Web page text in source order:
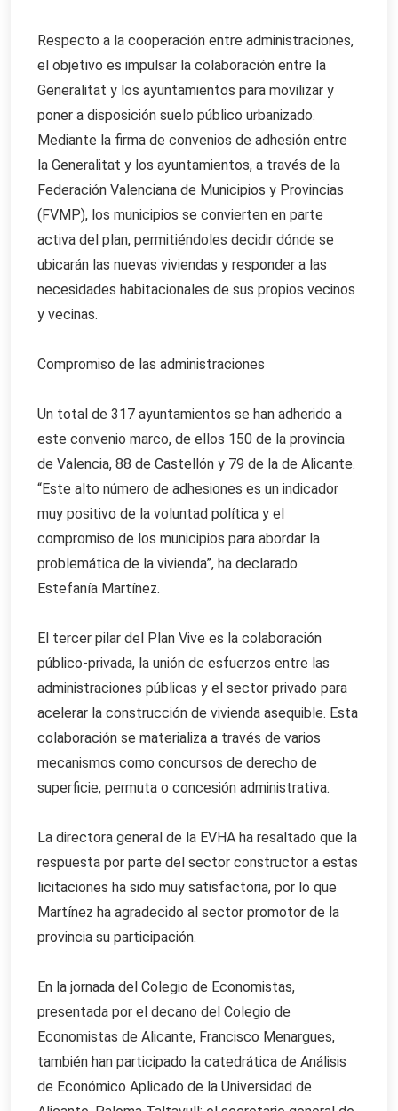
Respecto a la cooperación entre administraciones,
el objetivo es impulsar la colaboración entre la
Generalitat y los ayuntamientos para movilizar y
poner a disposición suelo público urbanizado.
Mediante la firma de convenios de adhesión entre
la Generalitat y los ayuntamientos, a través de la
Federación Valenciana de Municipios y Provincias
(FVMP), los municipios se convierten en parte
activa del plan, permitiéndoles decidir dónde se
ubicarán las nuevas viviendas y responder a las
necesidades habitacionales de sus propios vecinos
y vecinas.
Compromiso de las administraciones
Un total de 317 ayuntamientos se han adherido a
este convenio marco, de ellos 150 de la provincia
de Valencia, 88 de Castellón y 79 de la de Alicante.
“Este alto número de adhesiones es un indicador
muy positivo de la voluntad política y el
compromiso de los municipios para abordar la
problemática de la vivienda”, ha declarado
Estefanía Martínez.
El tercer pilar del Plan Vive es la colaboración
público-privada, la unión de esfuerzos entre las
administraciones públicas y el sector privado para
acelerar la construcción de vivienda asequible. Esta
colaboración se materializa a través de varios
mecanismos como concursos de derecho de
superficie, permuta o concesión administrativa.
La directora general de la EVHA ha resaltado que la
respuesta por parte del sector constructor a estas
licitaciones ha sido muy satisfactoria, por lo que
Martínez ha agradecido al sector promotor de la
provincia su participación.
En la jornada del Colegio de Economistas,
presentada por el decano del Colegio de
Economistas de Alicante, Francisco Menargues,
también han participado la catedrática de Análisis
de Económico Aplicado de la Universidad de